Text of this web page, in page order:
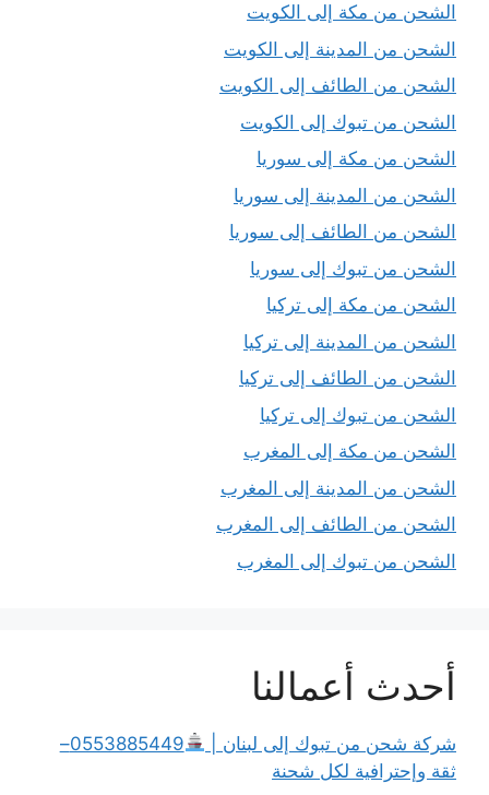
الشحن من مكة إلى الكويت
الشحن من المدينة إلى الكويت
الشحن من الطائف إلى الكويت
الشحن من تبوك إلى الكويت
الشحن من مكة إلى سوريا
الشحن من المدينة إلى سوريا
الشحن من الطائف إلى سوريا
الشحن من تبوك إلى سوريا
الشحن من مكة إلى تركيا
الشحن من المدينة إلى تركيا
الشحن من الطائف إلى تركيا
الشحن من تبوك إلى تركيا
الشحن من مكة إلى المغرب
الشحن من المدينة إلى المغرب
الشحن من الطائف إلى المغرب
الشحن من تبوك إلى المغرب
أحدث أعمالنا
شركة شحن من تبوك إلى لبنان |
0553885449–
ثقة وإحترافية لكل شحنة